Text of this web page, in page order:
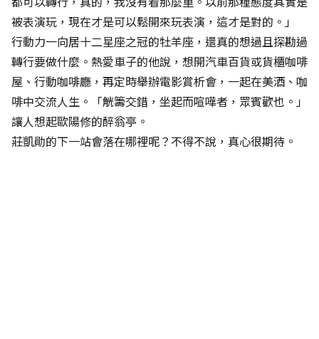
被表演玩，現在才是可以鬆開來玩表演，這才是對的。」
行動力一向居十二星座之冠的牡羊座，還真的想過且探勘過
轉行要做什麼。熱愛車子的他說，想開汽車百貨或貨櫃咖啡
屋、行動咖啡廳，再定時舉辦電影賞析會，一起在美酒、咖
啡中交流人生。「觥籌交錯，坐起而喧嘩者，眾賓歡也。」
讓人想起歐陽修的醉翁亭。
莊凱勛的下一站會落在哪裡呢？不得不說，真心很期待。